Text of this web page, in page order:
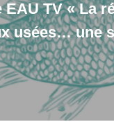
EAU TV « La
usées… une